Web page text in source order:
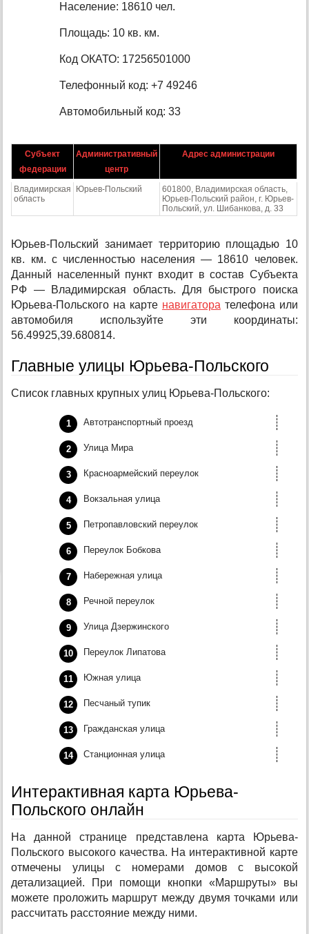
Население: 18610 чел.
Площадь: 10 кв. км.
Код ОКАТО: 17256501000
Телефонный код: +7 49246
Автомобильный код: 33
Субъект
федерации
Административный
центр
Адрес администрации
Владимирская
область
Юрьев-Польский
601800, Владимирская область,
Юрьев-Польский район, г. Юрьев-
Польский, ул. Шибанкова, д. 33
Юрьев-Польский занимает территорию площадью 10
кв. км. с численностью населения — 18610 человек.
Данный населенный пункт входит в состав Субъекта
РФ — Владимирская область. Для быстрого поиска
Юрьева-Польского на карте навигатора телефона или
автомобиля используйте эти координаты:
56.49925,39.680814.
Главные улицы Юрьева-Польского
Список главных крупных улиц Юрьева-Польского:
Автотранспортный проезд
Улица Мира
Красноармейский переулок
Вокзальная улица
Петропавловский переулок
Переулок Бобкова
Набережная улица
Речной переулок
Улица Дзержинского
Переулок Липатова
Южная улица
Песчаный тупик
Гражданская улица
Станционная улица
Интерактивная карта Юрьева-
Польского онлайн
На данной странице представлена карта Юрьева-
Польского высокого качества. На интерактивной карте
отмечены улицы с номерами домов с высокой
детализацией. При помощи кнопки «Маршруты» вы
можете проложить маршрут между двумя точками или
рассчитать расстояние между ними.